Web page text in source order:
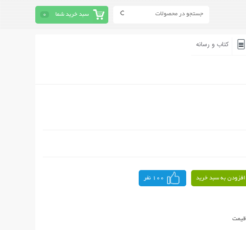
سبد خرید شما 0
کتاب و رسانه
افزودن به سبد خرید 100 نفر
قیمت